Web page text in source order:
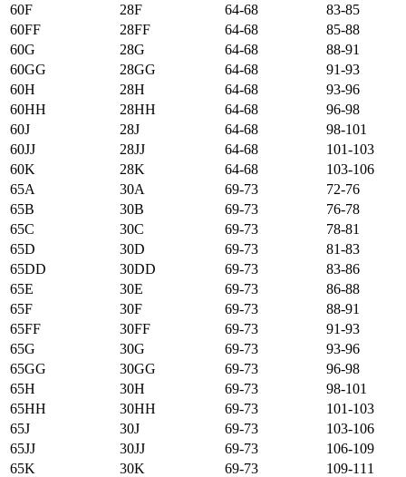
60F
28F 64-68
83-85
60FF
28FF 64-68
85-88
60G
28G 64-68
88-91
60GG
28GG 64-68
91-93
60H
28H 64-68
93-96
60HH
28HH 64-68
96-98
60J
28J 64-68
98-101
60JJ
28JJ 64-68
101-103
60K
28K 64-68
103-106
65А
30А 69-73
72-76
65B
30B 69-73
76-78
65C
30C 69-73
78-81
65D
30D 69-73
81-83
65DD
30DD 69-73
83-86
65E
30E 69-73
86-88
65F
30F 69-73
88-91
65FF
30FF 69-73
91-93
65G
30G 69-73
93-96
65GG
30GG 69-73
96-98
65H
30H 69-73
98-101
65HH
30HH 69-73
101-103
65J
30J 69-73
103-106
65JJ
30JJ 69-73
106-109
65K
30K 69-73
109-111